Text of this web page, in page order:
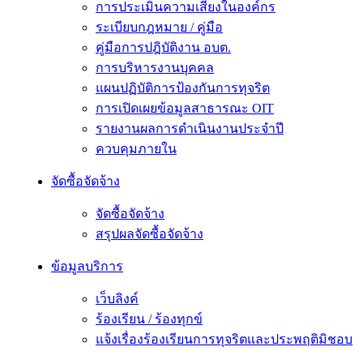
การประเมินความเสี่ยงในองค์กร
ระเบียบกฎหมาย / คู่มือ
คู่มือการปฎิบัติงาน อบต.
การบริหารงานบุคคล
แผนปฏิบัติการป้องกันการทุจริต
การเปิดเผยข้อมูลสาธารณะ OIT
รายงานผลการดำเนินงานประจำปี
ควบคุมภายใน
จัดซื้อจัดจ้าง
จัดซื้อจัดจ้าง
สรุปผลจัดซื้อจัดจ้าง
ข้อมูลบริการ
เว็บลิงค์
ร้องเรียน / ร้องทุกข์
แจ้งเรื่องร้องเรียนการทุจริตและประพฤติมิชอบ